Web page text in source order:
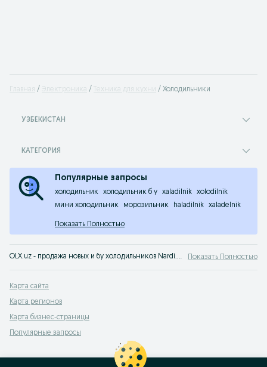
Главная Электроника Техника для кухни Холодильники
УЗБЕКИСТАН
КАТЕГОРИЯ
Популярные запросы
холодильник холодильник б у xaladilnik
xolodilnik
мини холодильник
морозильник haladilnik xaladelnik
Показать Полностью
OLX.uz - продажа новых и бу холодильников Nardi. Большой выбор и низкие цены на сервисе объявлений OLX.uz Узбекистан. У нас можно быстро и выгодно купить холодильники Nardi! Показать Полностью
Карта сайта
Карта регионов
Карта бизнес-страницы
Популярные запросы